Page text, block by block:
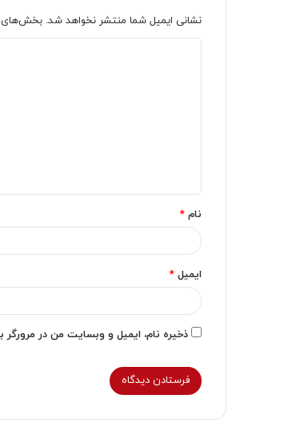
نشانی ایمیل شما منتشر نخواهد شد. بخش‌های
*
نام *
ایمیل *
ذخیره نام، ایمیل و وبسایت من در